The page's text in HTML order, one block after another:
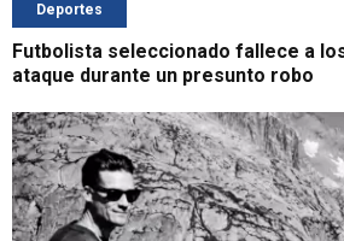
Deportes
Futbolista seleccionado fallece a
ataque durante un presunto robo